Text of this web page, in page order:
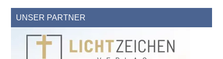
UNSER PARTNER